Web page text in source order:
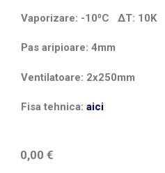
Vaporizare: -10⁰C ΔT: 10K
Pas aripioare: 4mm
Ventilatoare: 2x250mm
Fisa tehnica: aici
0,00 €